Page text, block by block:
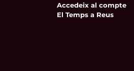
Accedeix al compte
El Temps a Reus